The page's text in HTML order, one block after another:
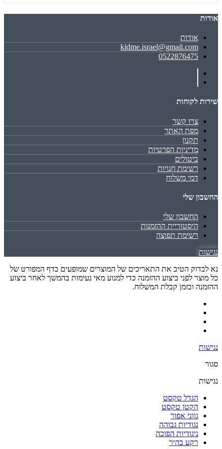
אודות
אודות
kidme.israel@gmail.com
0522876475
שירות לקוחות
צרו קשר
מפת האתר
תקנון
מדיניות הפרטיות
ביטולים
רשימת חנויות
דמי משלוח
החשבון שלי
החשבון שלי
היסטוריית ההזמנות
רשימת תפוצה
נגישות
נא לבדוק הטיב את התאריכים של המוצרים שמופעים בדף המפורט של
כל מוצר לפני ביצוע ההזמנה כדי למנוע מאי נעימות בהמשך לאחר ביצוע
ההזמנה ובזמן קבלת המשלוח.
נגישות
סגור
נגישות
הגדל טקסט
הקטן טקסט
גווני אפור
נגודיות גבוהה
ניגודיות הפוכה
רקע בהיר